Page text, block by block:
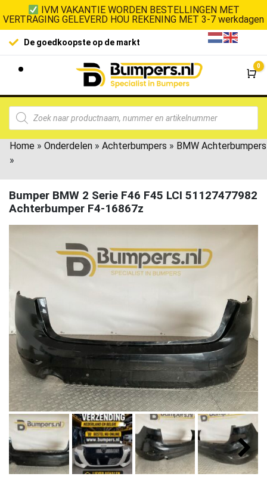
IVM VAKANTIE WORDEN BESTELLINGEN MET
VERTRAGING GELEVERD HOU REKENING MET 3-7 werkdagen
De goedkoopste op de markt
0
Home » Onderdelen » Achterbumpers » BMW Achterbumpers
»
Bumper BMW 2 Serie F46 F45 LCI 51127477982
Achterbumper F4-16867z